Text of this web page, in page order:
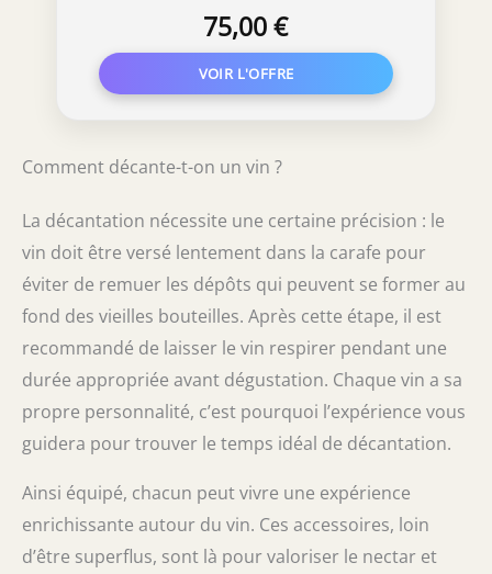
montagnes en relief | Bouchon 3 en
1 (filtre, aérateur et bec verseur)
(Mont Blanc)
75,00 €
Comment décante-t-on un vin ?
La décantation nécessite une certaine précision : le
vin doit être versé lentement dans la carafe pour
éviter de remuer les dépôts qui peuvent se former au
fond des vieilles bouteilles. Après cette étape, il est
recommandé de laisser le vin respirer pendant une
durée appropriée avant dégustation. Chaque vin a sa
propre personnalité, c’est pourquoi l’expérience vous
guidera pour trouver le temps idéal de décantation.
Ainsi équipé, chacun peut vivre une expérience
enrichissante autour du vin. Ces accessoires, loin
d’être superflus, sont là pour valoriser le nectar et